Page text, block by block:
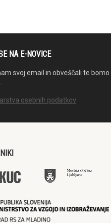
NA E-NOVICE
svoj email in obveščali te
osebnih podatkov